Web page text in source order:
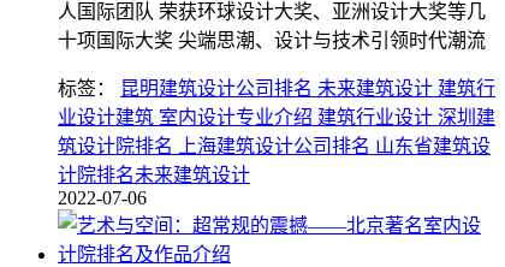
人国际团队 荣获环球设计大奖、亚洲设计大奖等几
十项国际大奖 尖端思潮、设计与技术引领时代潮流
标签：
昆明建筑设计公司排名 未来建筑设计 建筑行
业设计建筑 室内设计专业介绍 建筑行业设计 深圳建
筑设计院排名 上海建筑设计公司排名 山东省建筑设
计院排名未来建筑设计
2022-07-06